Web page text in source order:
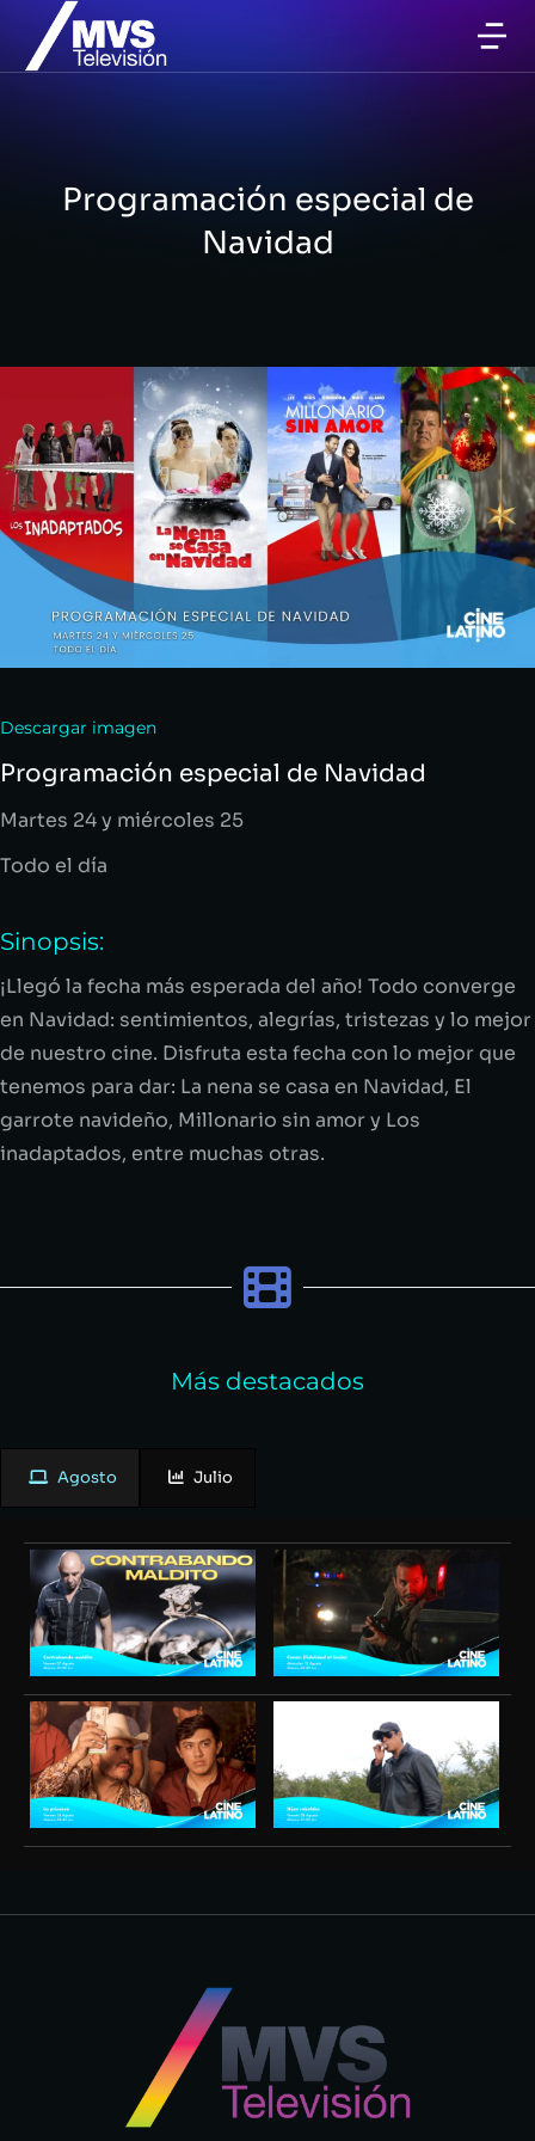
Programación especial de
Navidad
Descargar imagen
Programación especial de Navidad
Martes 24 y miércoles 25
Todo el día
Sinopsis:
¡Llegó la fecha más esperada del año! Todo converge
en Navidad: sentimientos, alegrías, tristezas y lo mejor
de nuestro cine. Disfruta esta fecha con lo mejor que
tenemos para dar: La nena se casa en Navidad, El
garrote navideño, Millonario sin amor y Los
inadaptados, entre muchas otras.
Más destacados
Agosto Julio